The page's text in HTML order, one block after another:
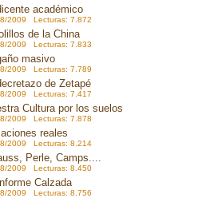
académico
2009 Lecturas: 7.872
de la China
2009 Lecturas: 7.833
masivo
2009 Lecturas: 7.789
de Zetapé
2009 Lecturas: 7.417
Cultura por los suelos
2009 Lecturas: 7.878
reales
2009 Lecturas: 8.214
Perle, Camps....
2009 Lecturas: 8.450
Calzada
2009 Lecturas: 8.756